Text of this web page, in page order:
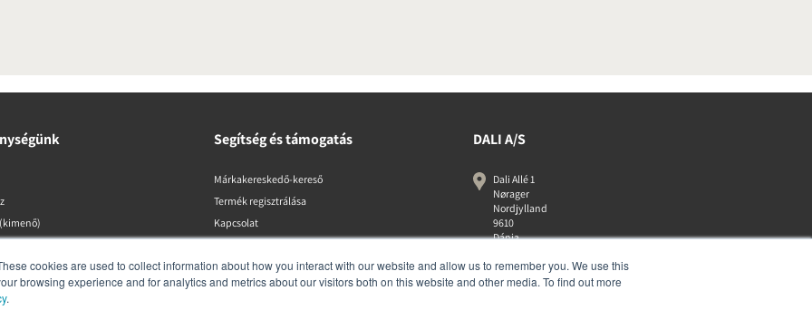
cookies are used to collect information about how you interact with our website and allow us to remember you. We use this
browsing experience and for analytics and metrics about our visitors both on this website and other media. To find out more
.
Segítség és támogatás
Márkakereskedő-kereső
Termék regisztrálása
Kapcsolat
DALI szabályzatok
DALI A/S
Dali Allé 1
Nørager
Nordjylland
9610
Dánia
+45 9672 1155